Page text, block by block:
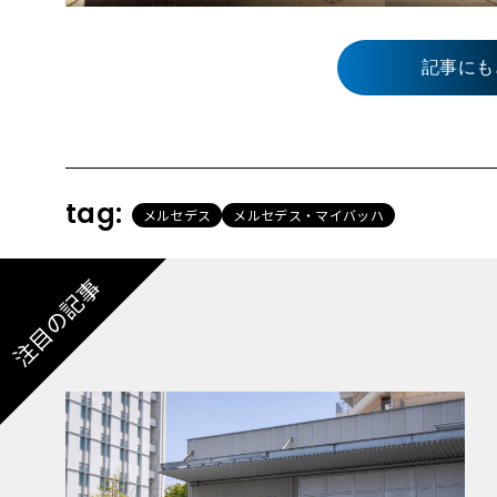
記事に
tag: メルセデス メルセデス・マイバッハ
注目の記事